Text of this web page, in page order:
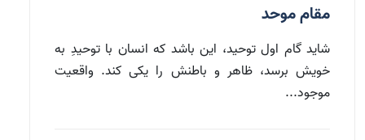
مقام موحد
شايد گام اول توحيد، اين باشد كه انسان با توحيدِ به
خويش برسد، ظاهر و باطنش را يكى كند. واقعيت
موجود...